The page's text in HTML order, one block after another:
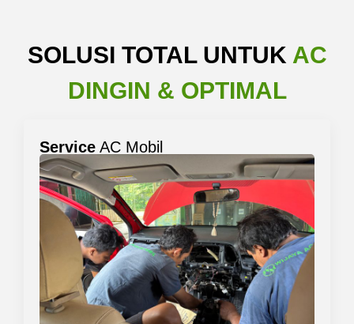
SOLUSI TOTAL UNTUK AC
DINGIN & OPTIMAL
Service AC Mobil